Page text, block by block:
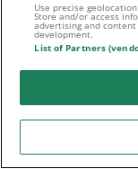
Neue Wettfreunde
Use precise
Store and/or access
advertising and
development.
List of Partners